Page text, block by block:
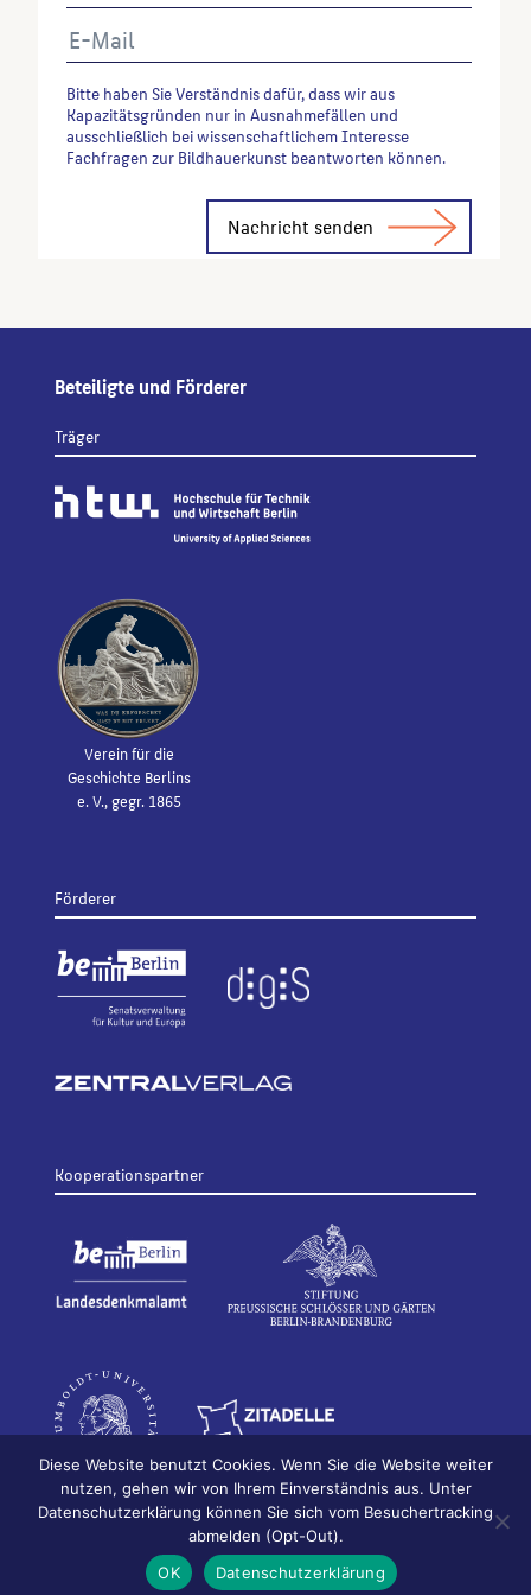
Bitte haben Sie Verständnis dafür, dass wir aus
Kapazitätsgründen nur in Ausnahmefällen und
ausschließlich bei wissenschaftlichem Interesse
Fachfragen zur Bildhauerkunst beantworten können.
Beteiligte und Förderer
Träger
Verein für die
Geschichte Berlins
e. V., gegr. 1865
Förderer
Kooperationspartner
Bildhauerei in Berlin
Impressum
Datenschutz
Diese Website benutzt Cookies. Wenn Sie die Website weiter
nutzen, gehen wir von Ihrem Einverständnis aus. Unter
Datenschutzerklärung können Sie sich vom Besuchertracking
abmelden (Opt-Out).
OK
Datenschutzerklärung